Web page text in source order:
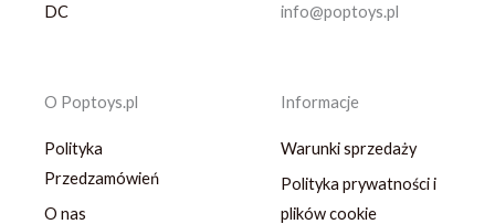
DC
info@poptoys.pl
O Poptoys.pl
Polityka
Przedzamówień
O nas
Informacje
Warunki sprzedaży
Polityka prywatności i
plików cookie